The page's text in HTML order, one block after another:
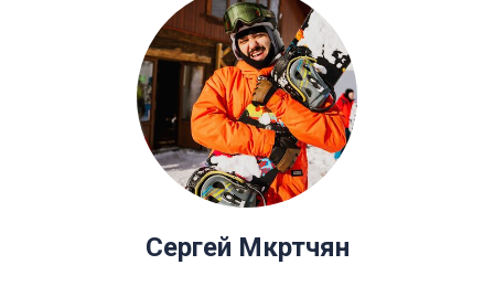
Сергей Мкртчян